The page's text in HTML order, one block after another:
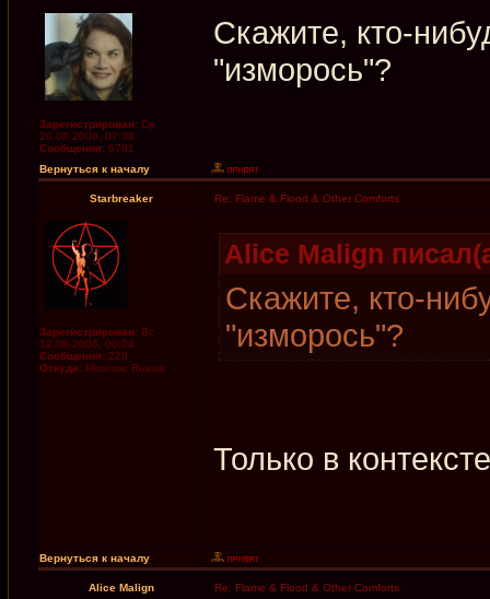
Зарегистрирован: Ср
20.09.2006, 07:38
Сообщения: 6781
Скажите, кто-
"изморось"?
Вернуться к началу
Starbreaker Re: Flame & Flood & Other Comforts
Зарегистрирован: Вс
12.09.2004, 00:24
Сообщения: 228
Откуда: Moscow, Russia
Alice Malign
Скажите, кто-
"изморось"?
Только в
Вернуться к началу
Alice Malign Re: Flame & Flood & Other Comforts